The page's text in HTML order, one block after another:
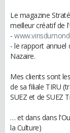
Le magazine
meilleur créatif de
-
- le rapport annuel
Nazaire.
Mes clients sont
de sa filiale TIRU
SUEZ et de SUEZ
… et dans dans
la Culture)